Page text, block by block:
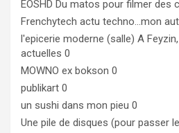
EOSHD Du matos pour filmer des
Frenchytech actu techno…mon
l'epicerie moderne (salle) A
actuelles 0
MOWNO ex bokson 0
publikart 0
un sushi dans mon pieu 0
Une pile de disques (pour passer